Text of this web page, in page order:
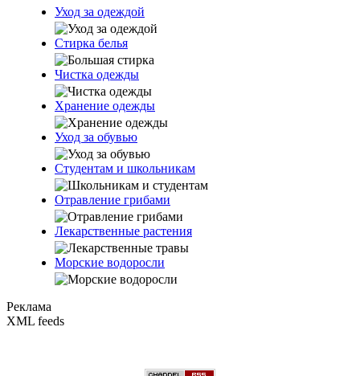
Уход за одеждой
Стирка белья
Чистка одежды
Хранение одежды
Уход за обувью
Студентам и школьникам
Отравление грибами
Лекарственные растения
Морские водоросли
Реклама
XML feeds